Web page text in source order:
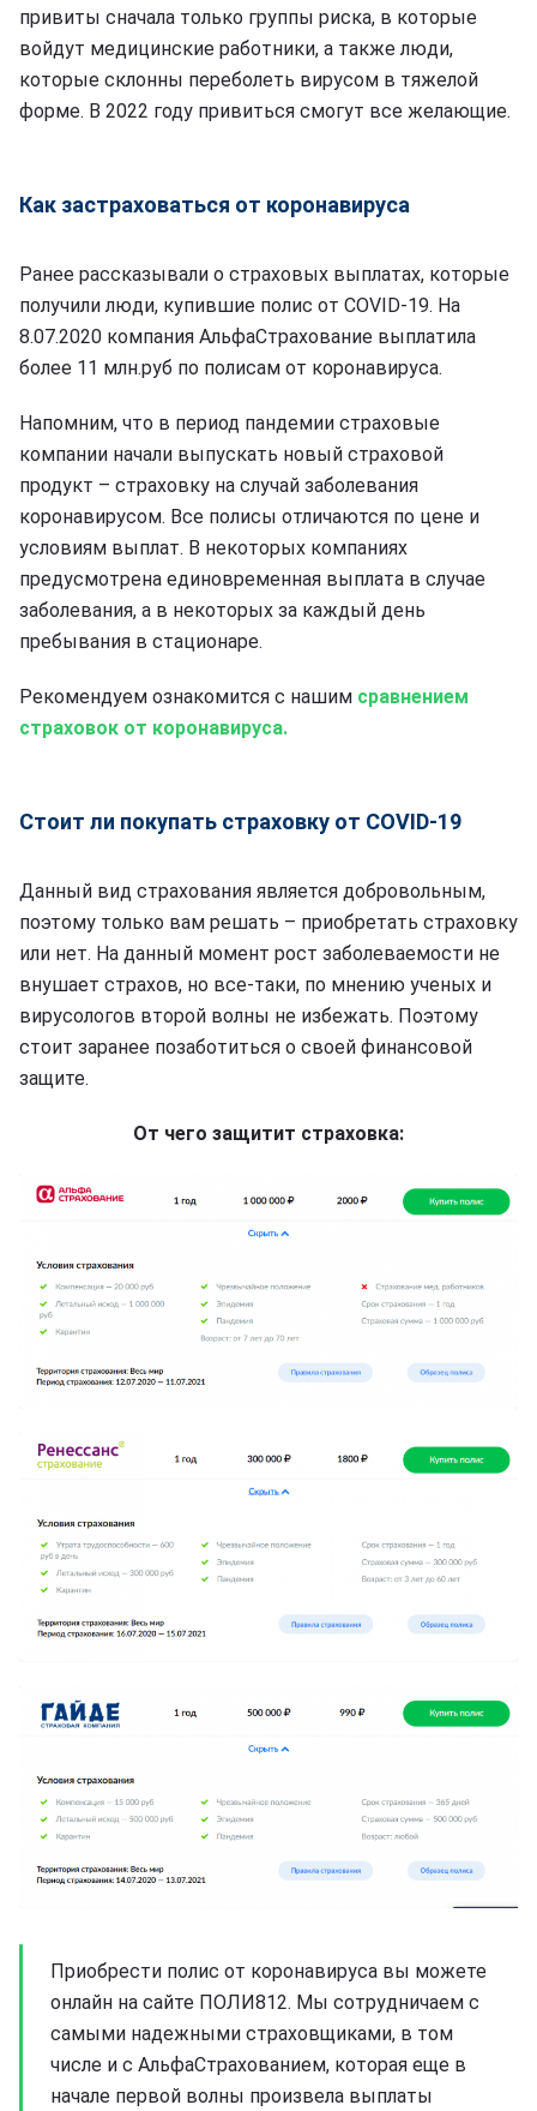
привиты сначала только группы риска, в которые
войдут медицинские работники, а также люди,
которые склонны переболеть вирусом в тяжелой
форме. В 2022 году привиться смогут все желающие.
Как застраховаться от коронавируса
Ранее рассказывали о страховых выплатах, которые
получили люди, купившие полис от COVID-19. На
8.07.2020 компания АльфаСтрахование выплатила
более 11 млн.руб по полисам от коронавируса.
Напомним, что в период пандемии страховые
компании начали выпускать новый страховой
продукт – страховку на случай заболевания
коронавирусом. Все полисы отличаются по цене и
условиям выплат. В некоторых компаниях
предусмотрена единовременная выплата в случае
заболевания, а в некоторых за каждый день
пребывания в стационаре.
Рекомендуем ознакомится с нашим сравнением
страховок от коронавируса.
Стоит ли покупать страховку от COVID-19
Данный вид страхования является добровольным,
поэтому только вам решать – приобретать страховку
или нет. На данный момент рост заболеваемости не
внушает страхов, но все-таки, по мнению ученых и
вирусологов второй волны не избежать. Поэтому
стоит заранее позаботиться о своей финансовой
защите.
От чего защитит страховка:
Приобрести полис от коронавируса вы можете
онлайн на сайте ПОЛИ812. Мы сотрудничаем с
самыми надежными страховщиками, в том
числе и с АльфаСтрахованием, которая еще в
начале первой волны произвела выплаты